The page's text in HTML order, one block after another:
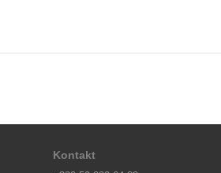
Kontakt